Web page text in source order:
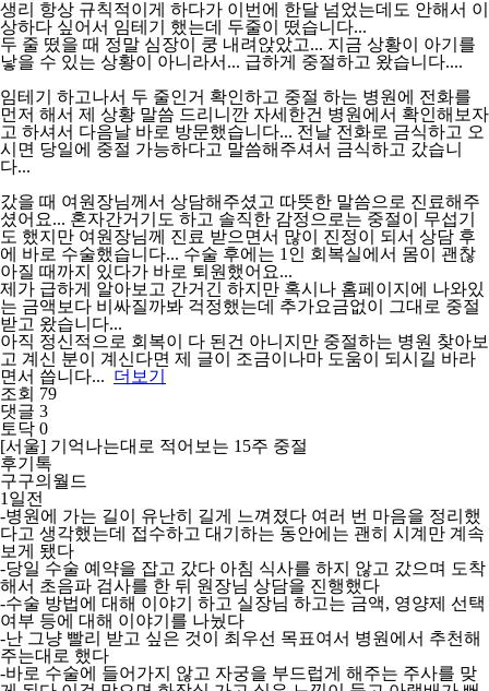
생리 항상 규칙적이게 하다가 이번에 한달 넘었는데도 안해서 이
상하다 싶어서 임테기 했는데 두줄이 떴습니다...
두 줄 떴을 때 정말 심장이 쿵 내려앉았고... 지금 상황이 아기를
낳을 수 있는 상황이 아니라서... 급하게 중절하고 왔습니다....
임테기 하고나서 두 줄인거 확인하고 중절 하는 병원에 전화를
먼저 해서 제 상황 말씀 드리니깐 자세한건 병원에서 확인해보자
고 하셔서 다음날 바로 방문했습니다... 전날 전화로 금식하고 오
시면 당일에 중절 가능하다고 말씀해주셔서 금식하고 갔습니
다...
갔을 때 여원장님께서 상담해주셨고 따뜻한 말씀으로 진료해주
셨어요... 혼자간거기도 하고 솔직한 감정으로는 중절이 무섭기
도 했지만 여원장님께 진료 받으면서 많이 진정이 되서 상담 후
에 바로 수술했습니다... 수술 후에는 1인 회복실에서 몸이 괜찮
아질 때까지 있다가 바로 퇴원했어요...
제가 급하게 알아보고 간거긴 하지만 혹시나 홈페이지에 나와있
는 금액보다 비싸질까봐 걱정했는데 추가요금없이 그대로 중절
받고 왔습니다...
아직 정신적으로 회복이 다 된건 아니지만 중절하는 병원 찾아보
고 계신 분이 계신다면 제 글이 조금이나마 도움이 되시길 바라
면서 씁니다... 더보기
조회 79
댓글 3
토닥 0
[서울] 기억나는대로 적어보는 15주 중절
후기톡
구구의월드
1일전
-병원에 가는 길이 유난히 길게 느껴졌다 여러 번 마음을 정리했
다고 생각했는데 접수하고 대기하는 동안에는 괜히 시계만 계속
보게 됐다
-당일 수술 예약을 잡고 갔다 아침 식사를 하지 않고 갔으며 도착
해서 초음파 검사를 한 뒤 원장님 상담을 진행했다
-수술 방법에 대해 이야기 하고 실장님 하고는 금액, 영양제 선택
여부 등에 대해 이야기를 나눴다
-난 그냥 빨리 받고 싶은 것이 최우선 목표여서 병원에서 추천해
주는대로 했다
-바로 수술에 들어가지 않고 자궁을 부드럽게 해주는 주사를 맞